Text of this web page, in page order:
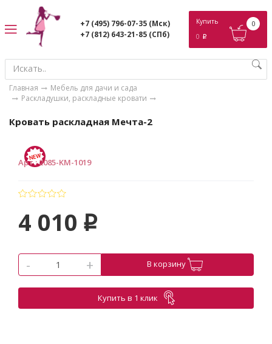
+7 (495) 796-07-35 (Мск)
+7 (812) 643-21-85 (СПб)
Купить
0 p
0
Главная
Мебель для дачи и сада
Раскладушки, раскладные кровати
Кровать раскладная Мечта-2
Арт.:2085-KM-1019
4 010 p
- + В корзину
Купить в 1 клик